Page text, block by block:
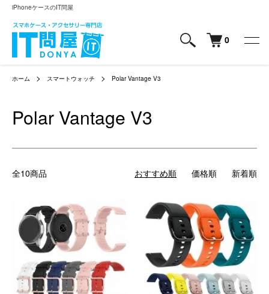
iPhoneケースのIT問屋
0
ホーム スマートウォッチ Polar Vantage V3
Polar Vantage V3
全10商品 おすすめ順 価格順 新着順